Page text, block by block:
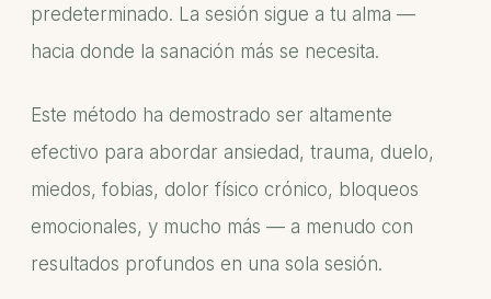
predeterminado. La sesión sigue a tu alma —
hacia donde la sanación más se necesita.
Este método ha demostrado ser altamente
efectivo para abordar ansiedad, trauma, duelo,
miedos, fobias, dolor físico crónico, bloqueos
emocionales, y mucho más — a menudo con
resultados profundos en una sola sesión.